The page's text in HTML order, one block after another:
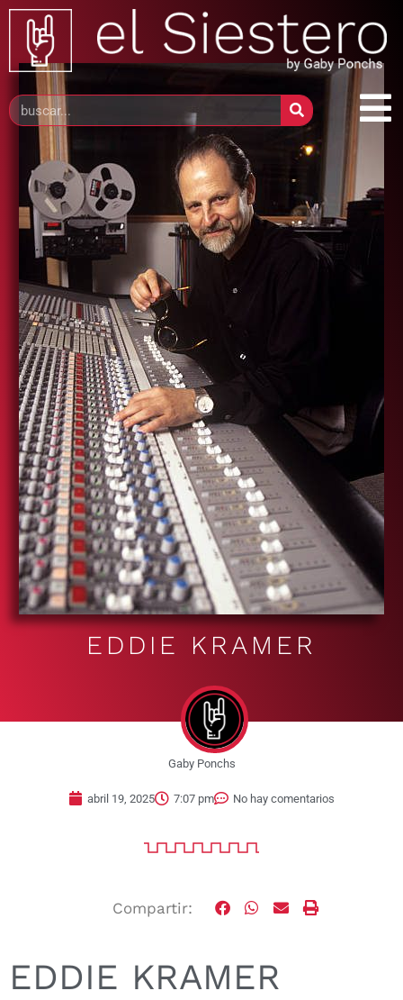
EDDIE KRAMER
Gaby Ponchs
abril 19, 2025 7:07 pm No hay comentarios
Compartir:
EDDIE KRAMER